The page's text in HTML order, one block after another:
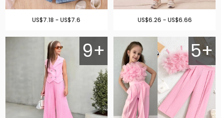
US$7.18 - US$7.6 US$6.26 - US$6.66
9+ 5+